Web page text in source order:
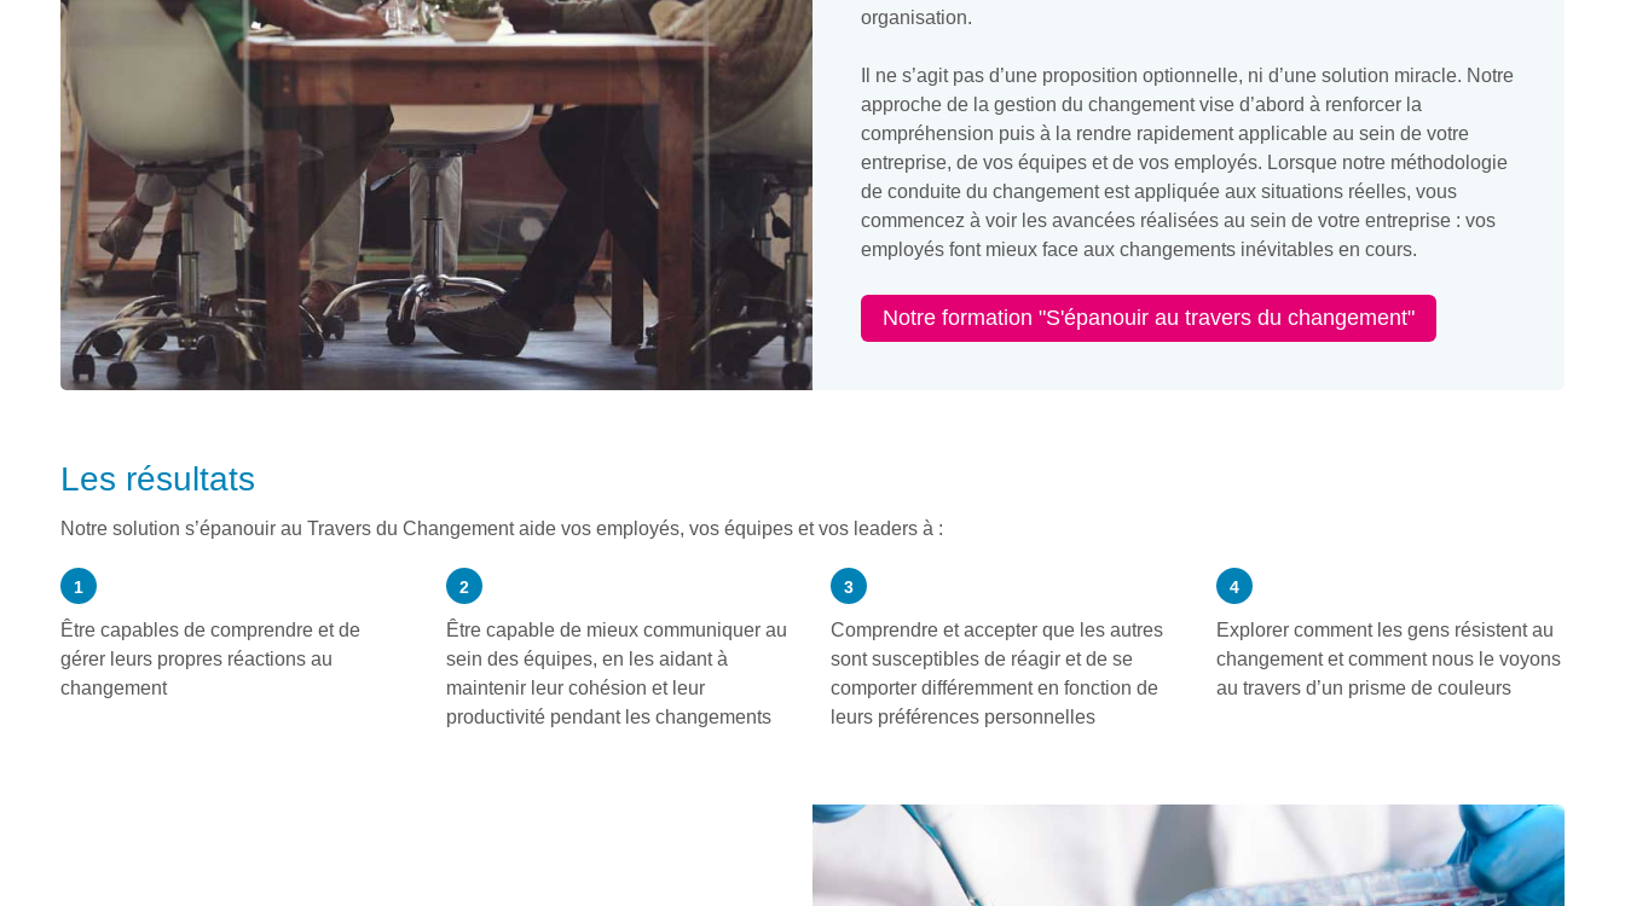
organisation.
Il ne s’agit pas d’une proposition optionnelle, ni d’une solution miracle. Notre
approche de la gestion du changement vise d’abord à renforcer la
compréhension puis à la rendre rapidement applicable au sein de votre
entreprise, de vos équipes et de vos employés. Lorsque notre méthodologie
de conduite du changement est appliquée aux situations réelles, vous
commencez à voir les avancées réalisées au sein de votre entreprise : vos
employés font mieux face aux changements inévitables en cours.
Notre formation "S'épanouir au travers du changement"
Les résultats
Notre solution s’épanouir au Travers du Changement aide vos employés, vos équipes et vos leaders à :
1
Être capables de comprendre et de
gérer leurs propres réactions au
changement
2
Être capable de mieux communiquer au
sein des équipes, en les aidant à
maintenir leur cohésion et leur
productivité pendant les changements
3
Comprendre et accepter que les autres
sont susceptibles de réagir et de se
comporter différemment en fonction de
leurs préférences personnelles
4
Explorer comment les gens résistent au
changement et comment nous le voyons
au travers d’un prisme de couleurs